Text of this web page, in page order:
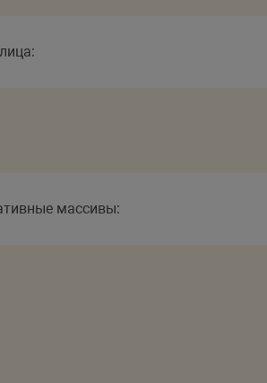
массивы: